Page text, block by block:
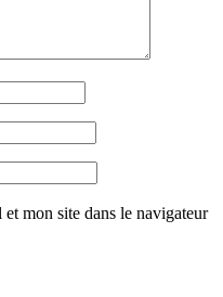
mon site dans le navigateur